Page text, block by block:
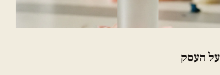
על העסק